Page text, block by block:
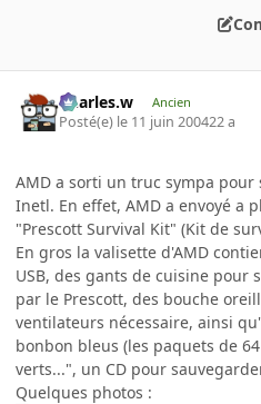
Charles.w Ancien
Posté(e) le 11 juin 200422 a
AMD a sorti un truc sympa
Inetl. En effet, AMD a envoyé a
"Prescott Survival Kit" (Kit de
En gros la valisette d'AMD
USB, des gants de cuisine
par le Prescott, des bouche
ventilateurs nécessaire, ainsi
bonbon bleus (les paquets de
verts...", un CD pour
Quelques photos :